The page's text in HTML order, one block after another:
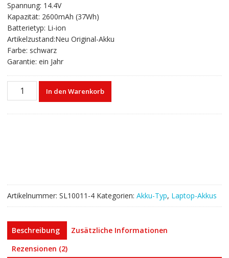
war:
€45,56
ist:
€27,80.
Spannung: 14.4V
Kapazität: 2600mAh (37Wh)
Batterietyp: Li-ion
Artikelzustand:Neu Original-Akku
Farbe: schwarz
Garantie: ein Jahr
Laptop
In den Warenkorb
Artikelnummer: SL10011-4 Kategorien: Akku-Typ, Laptop-Akkus
Beschreibung
Zusätzliche Informationen
Rezensionen (2)